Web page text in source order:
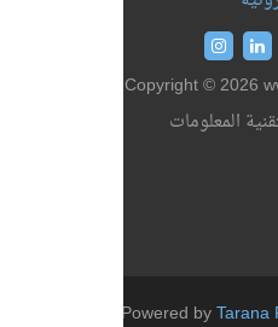
Copyright © 2026
المعلومات
Powered byTarana